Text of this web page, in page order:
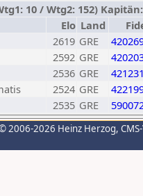
10 / Wtg2: 152)
Elo Land
2619 GRE
2592 GRE
2536 GRE
2524 GRE
2535 GRE
2006-2026 Heinz Herzog,